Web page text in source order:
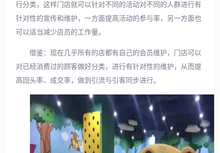
行分类，这样门店就可以针对不同的活动对不同的人群进行有
针对性的宣传和维护，一方面提高活动的参与率，另一方面也
可以适当减少店员的工作量。
借鉴：现在几乎所有的店都有自己的会员维护，门店可以
对已经消费过的顾客做好分类，进行有针对性的维护，从而提
高回头率、成交率，做到引流与引客同步进行。